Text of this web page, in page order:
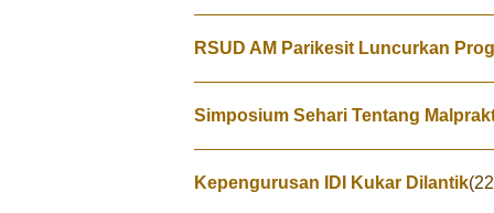
RSUD AM Parikesit Luncurkan
Simposium Sehari Tentang
Kepengurusan IDI Kukar Dilantik